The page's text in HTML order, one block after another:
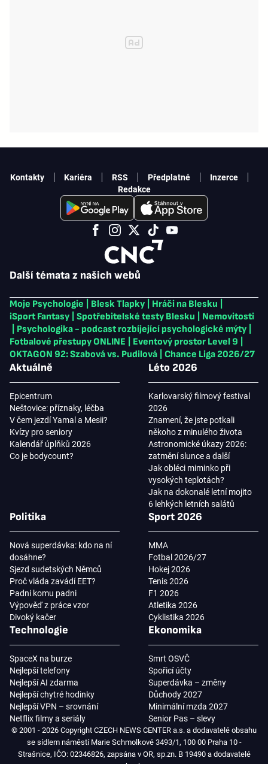
Další témata z našich webů
Moje Psychologie Blesk Tlapky Hráči na Blesku
iSport Fantasy
Spotřebitelské testy Blesku
Nemovitosti
Psychologika - podcast rozbíjející psychologické mýty
Fotbalové přestupy ONLINE
Eventový prostor Level 9
OKTAGON 92: Szabová vs. Pudilová
Chance Liga 2026/27
Aktuálně
Epicentrum
Neštovice: příznaky, léčba
V čem jezdí Yamal a Mesii?
Kvízy pro seniory
Kalendář úplňků 2026
Co je bodycount?
Léto 2026
Karlovarský filmový festival
2026
Znamení, že jste potkali
někoho z minulého života
Astronomické úkazy 2026:
zatmění slunce a další
Jak obléci miminko při
vysokých teplotách?
Jak na dokonalé letní mojito
6 lehkých letních salátů
Politika
Nová superdávka: kdo na ní
dosáhne?
Sjezd sudetských Němců
Proč vláda zavádí EET?
Padni komu padni
Výpověď z práce vzor
Divoký kačer
Sport 2026
MMA
Fotbal 2026/27
Hokej 2026
Tenis 2026
F1 2026
Atletika 2026
Cyklistika 2026
Technologie
SpaceX na burze
Nejlepší telefony
Nejlepší AI zdarma
Nejlepší chytré hodinky
Nejlepší VPN – srovnání
Netflix filmy a seriály
Ekonomika
Smrt OSVČ
Spořicí účty
Superdávka – změny
Důchody 2027
Minimální mzda 2027
Senior Pas – slevy
Kontakty Kariéra RSS Předplatné
Inzerce
Redakce
© 2001 - 2026 Copyright CZECH NEWS CENTER a.s. a dodavatelé obsahu
se sídlem náměstí Marie Schmolkové 3493/1, 100 00 Praha 10 -
Strašnice, IČO: 02346826, zapsána v OR, sp.zn. B 19490 a dodavatelé